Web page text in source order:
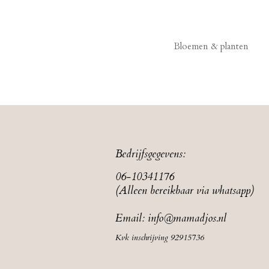
Bloemen & planten
Bedrijfsgegevens:
06-10341176
(Alleen bereikbaar via whatsapp)
Email: info@mamadjos.nl
Kvk inschrijving 92915736